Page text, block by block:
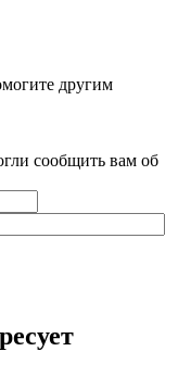
другим
сообщить вам об